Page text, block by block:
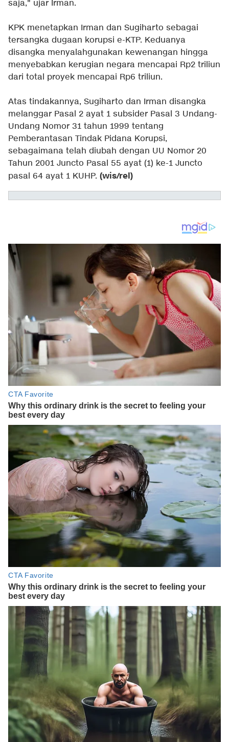
saja," ujar Irman.
KPK menetapkan Irman dan Sugiharto sebagai
tersangka dugaan korupsi e-KTP. Keduanya
disangka menyalahgunakan kewenangan hingga
menyebabkan kerugian negara mencapai Rp2 triliun
dari total proyek mencapai Rp6 triliun.
Atas tindakannya, Sugiharto dan Irman disangka
melanggar Pasal 2 ayat 1 subsider Pasal 3 Undang-
Undang Nomor 31 tahun 1999 tentang
Pemberantasan Tindak Pidana Korupsi,
sebagaimana telah diubah dengan UU Nomor 20
Tahun 2001 Juncto Pasal 55 ayat (1) ke-1 Juncto
pasal 64 ayat 1 KUHP. (wis/rel)